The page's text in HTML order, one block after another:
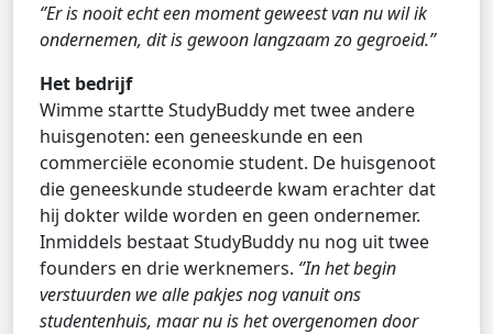
‘’Er is nooit echt een moment geweest van nu wil ik
ondernemen, dit is gewoon langzaam zo gegroeid.’’
Het bedrijf
Wimme startte StudyBuddy met twee andere
huisgenoten: een geneeskunde en een
commerciële economie student. De huisgenoot
die geneeskunde studeerde kwam erachter dat
hij dokter wilde worden en geen ondernemer.
Inmiddels bestaat StudyBuddy nu nog uit twee
founders en drie werknemers. ‘’In het begin
verstuurden we alle pakjes nog vanuit ons
studentenhuis, maar nu is het overgenomen door